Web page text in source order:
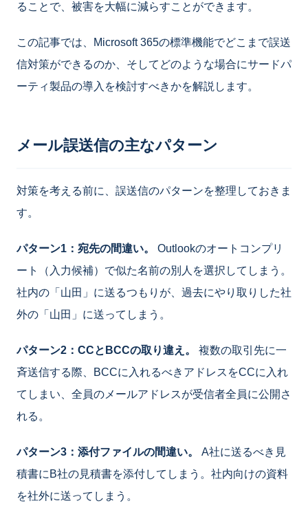
ることで、被害を大幅に減らすことができます。
この記事では、Microsoft 365の標準機能でどこまで誤送
信対策ができるのか、そしてどのような場合にサードパ
ーティ製品の導入を検討すべきかを解説します。
メール誤送信の主なパターン
対策を考える前に、誤送信のパターンを整理しておきま
す。
パターン1：宛先の間違い。
Outlookのオートコンプリ
ート（入力候補）で似た名前の別人を選択してしまう。
社内の「山田」に送るつもりが、過去にやり取りした社
外の「山田」に送ってしまう。
パターン2：CCとBCCの取り違え。
複数の取引先に一
斉送信する際、BCCに入れるべきアドレスをCCに入れ
てしまい、全員のメールアドレスが受信者全員に公開さ
れる。
パターン3：添付ファイルの間違い。
A社に送るべき見
積書にB社の見積書を添付してしまう。社内向けの資料
を社外に送ってしまう。